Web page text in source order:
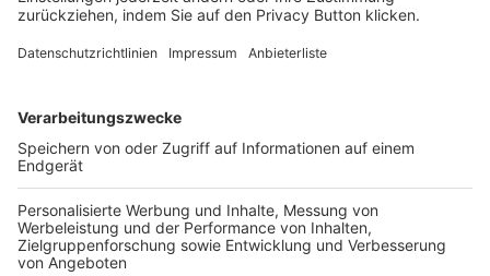
FOLGE DEM BFV
TOP-VEREINE